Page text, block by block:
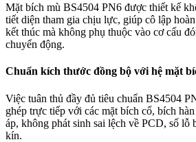
Mặt bích mù BS4504 PN6 được thiết kế
tiết diện tham gia chịu lực, giúp cô lập
kết thúc mà không phụ thuộc vào cơ cấu
chuyển động.
Chuẩn kích thước đồng bộ với hệ mặt
Việc tuân thủ đầy đủ tiêu chuẩn BS4504
ghép trực tiếp với các mặt bích cổ, bích
áp, không phát sinh sai lệch về PCD, số lỗ
kín.